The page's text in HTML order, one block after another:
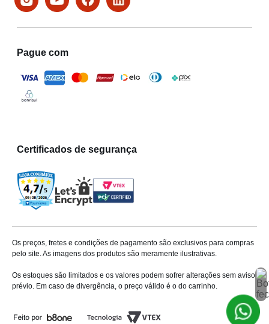
Pague com
Certificados de segurança
Os preços, fretes e condições de pagamento são exclusivos para compras
pelo site. As imagens dos produtos são meramente ilustrativas.
Os estoques são limitados e os valores podem sofrer alterações sem aviso
prévio. Em caso de divergência, o preço válido é o do carrinho.